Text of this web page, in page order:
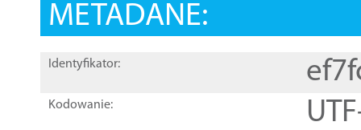
METADANE:
Identyfikator:
Kodowanie: